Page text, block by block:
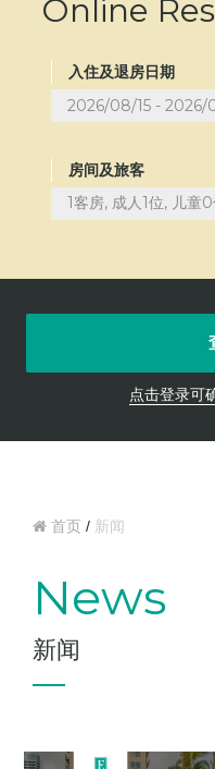
Online
入住及退房日期
房间及旅客
1客房, 成人1位, 儿童
点击登录可
首页 / 新闻
News
新闻